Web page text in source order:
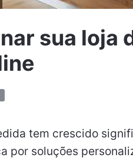
sua loja
tem crescido
por soluções